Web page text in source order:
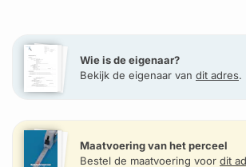
Wie is de eigenaar?
Bekijk de eigenaar van dit adres.
Maatvoering van het perceel
Bestel de maatvoering voor dit